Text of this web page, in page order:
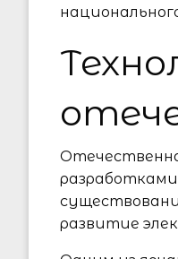
развитие